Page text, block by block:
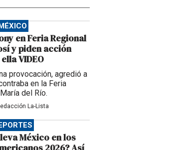
MÉXICO
en Feria Regional
y piden acción
VIDEO
provocación, agredió a
en la Feria
del Río.
La-Lista
México en los